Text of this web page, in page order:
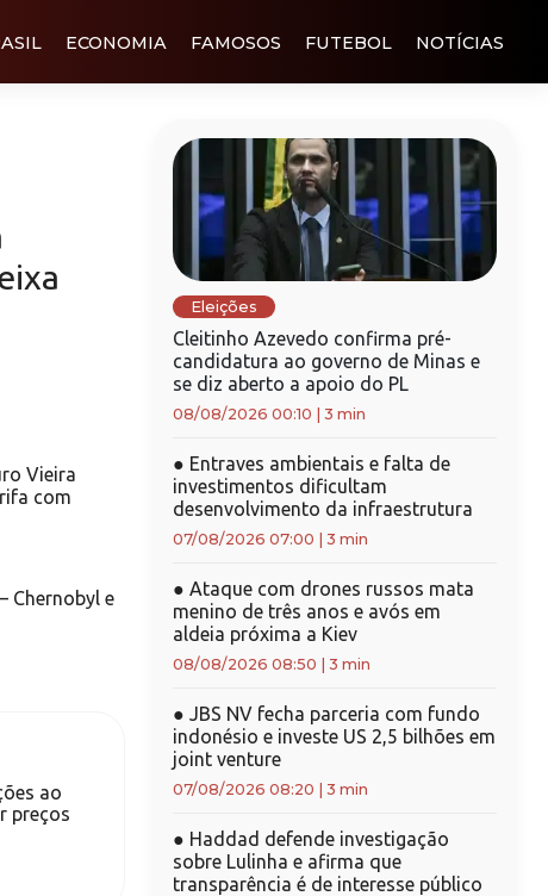
ECONOMIA FAMOSOS FUTEBOL NOTÍCIAS
Vieira
com
Chernobyl e
ao
preços
Eleições
Cleitinho Azevedo confirma pré-
candidatura ao governo de Minas e
se diz aberto a apoio do PL
08/08/2026 00:10 3 min
● Entraves ambientais e falta de
investimentos dificultam
desenvolvimento da infraestrutura
07/08/2026 07:00 3 min
● Ataque com drones russos mata
menino de três anos e avós em
aldeia próxima a Kiev
08/08/2026 08:50 3 min
● JBS NV fecha parceria com fundo
indonésio e investe US 2,5 bilhões em
joint venture
07/08/2026 08:20 3 min
● Haddad defende investigação
sobre Lulinha e afirma que
transparência é de interesse público